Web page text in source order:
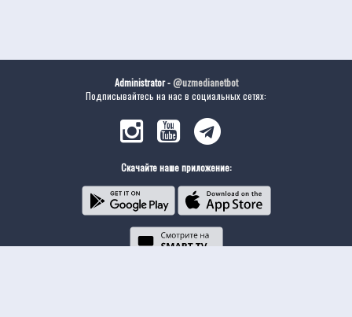
Administrator -@uzmedianetbot
Подписывайтесь на нас в социальных сетях:
Скачайте наше приложение: